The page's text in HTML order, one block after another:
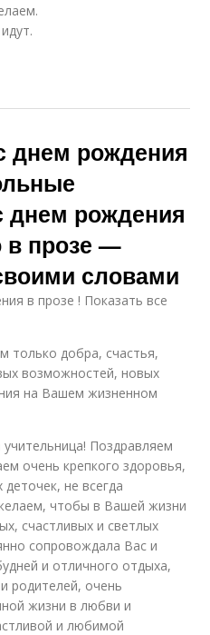
днем рождения
днем рождения
в прозе —
словами
в прозе ! Показать все
только добра, счастья,
возможностей, новых
на Вашем жизненном
Поздравляем
очень крепкого здоровья,
не всегда
чтобы в Вашей жизни
счастливых и светлых
сопровождала Вас и
и отличного отдыха,
родителей, очень
жизни в любви и
и любимой